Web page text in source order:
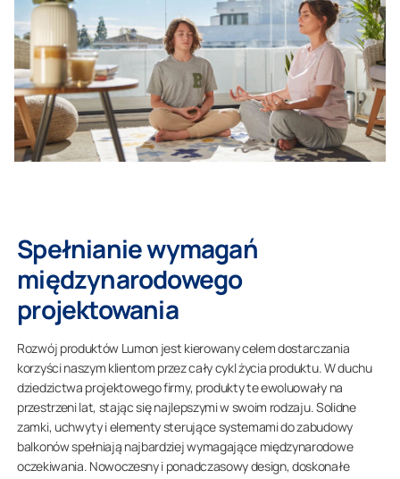
Spełnianie wymagań
międzynarodowego
projektowania
Rozwój produktów Lumon jest kierowany celem dostarczania
korzyści naszym klientom przez cały cykl życia produktu. W duchu
dziedzictwa projektowego firmy, produkty te ewoluowały na
przestrzeni lat, stając się najlepszymi w swoim rodzaju. Solidne
zamki, uchwyty i elementy sterujące systemami do zabudowy
balkonów spełniają najbardziej wymagające międzynarodowe
oczekiwania. Nowoczesny i ponadczasowy design, doskonałe